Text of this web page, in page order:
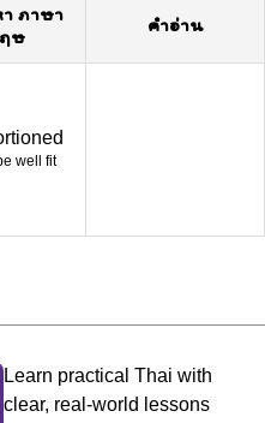
ภาษา
ษ
คำอ่าน
well fit
Learn practical Thai with
clear, real-world lessons